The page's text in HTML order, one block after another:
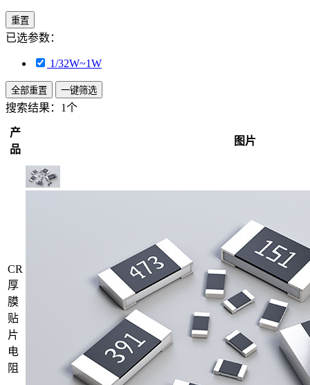
重置
已选参数：
1/32W~1W
全部重置 一键筛选
搜索结果： 1个
产
品
图片
CR
厚
膜
贴
片
电
阻